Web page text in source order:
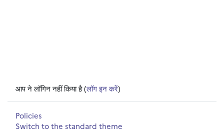
आप ने लॉगिन नहीं किया है (लॉग इन करें)
Policies
Switch to the standard theme